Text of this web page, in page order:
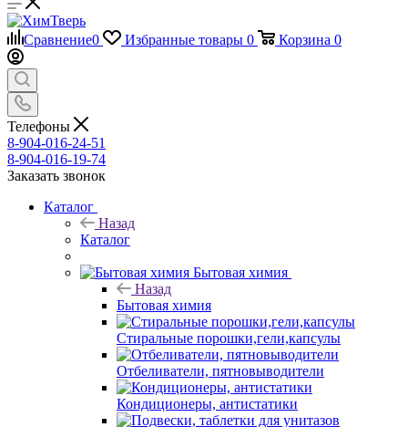
Сравнение0 Избранные товары 0 Корзина 0
Телефоны
8-904-016-24-51
8-904-016-19-74
Заказать звонок
Каталог
Назад
Каталог
Бытовая химия
Назад
Бытовая химия
Стиральные порошки,гели,капсулы
Отбеливатели, пятновыводители
Кондиционеры, антистатики